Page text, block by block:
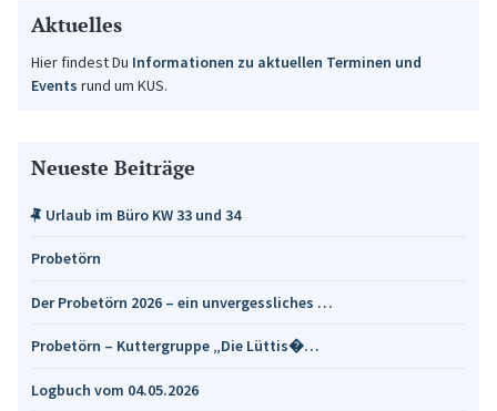
Aktuelles
Hier findest Du Informationen zu aktuellen Terminen und
Events rund um KUS.
Neueste Beiträge
Urlaub im Büro KW 33 und 34
Probetörn
Der Probetörn 2026 – ein unvergessliches …
Probetörn – Kuttergruppe „Die Lüttis�…
Logbuch vom 04.05.2026